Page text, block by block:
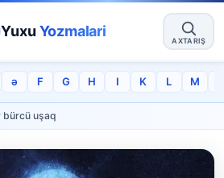
Yuxu Yozmalari
AXTARIŞ
ə F G H I K L M
bürcü uşaq